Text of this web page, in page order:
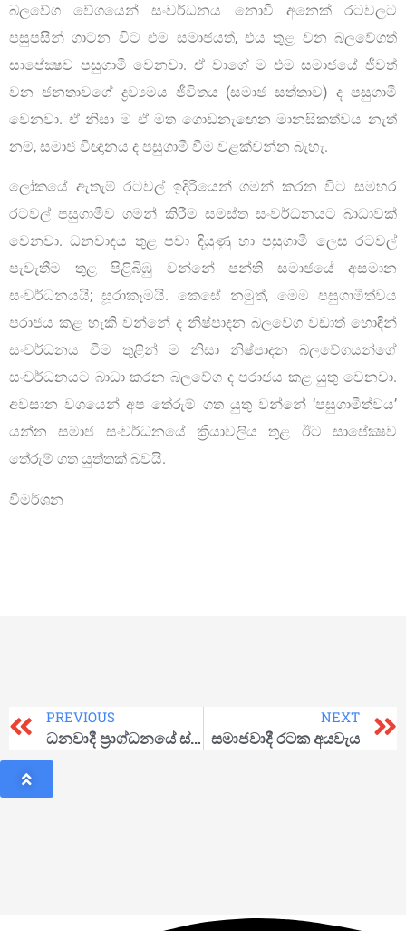
බලවේග වේගයෙන් සංවර්ධනය නොවී අනෙක් රටවලට
පසුපසින් ගාටන විට එම සමාජයත්, එය තුළ වන බලවේගත්
සාපේක්‍ෂව පසුගාමී වෙනවා. ඒ වාගේ ම එම සමාජයේ ජීවත්
වන ජනතාවගේ ද්‍රව්‍යමය ජීවිතය (සමාජ සත්තාව) ද පසුගාමී
වෙනවා. ඒ නිසා ම ඒ මත ගොඩනැඟෙන මානසිකත්වය නැත්
නම්, සමාජ විඥානය ද පසුගාමී වීම වළක්වන්න බැහැ.
ලෝකයේ ඇතැම් රටවල් ඉදිරියෙන් ගමන් කරන විට සමහර
රටවල් පසුගාමීව ගමන් කිරීම සමස්ත සංවර්ධනයට බාධාවක්
වෙනවා. ධනවාදය තුළ පවා දියුණු හා පසුගාමී ලෙස රටවල්
පැවැතීම තුළ පිළිබිඹු වන්නේ පන්ති සමාජයේ අසමාන
සංවර්ධනයයි; සූරාකෑමයි. කෙසේ නමුත්, මෙම පසුගාමීත්වය
පරාජය කළ හැකි වන්නේ ද නිෂ්පාදන බලවේග වඩාත් හොඳින්
සංවර්ධනය වීම තුළින් ම නිසා නිෂ්පාදන බලවේගයන්ගේ
සංවර්ධනයට බාධා කරන බලවේග ද පරාජය කළ යුතු වෙනවා.
අවසාන වශයෙන් අප තේරුම් ගත යුතු වන්නේ ‘පසුගාමීත්වය’
යන්න සමාජ සංවර්ධනයේ ක්‍රියාවලිය තුළ ඊට සාපේක්‍ෂව
තේරුම් ගත යුත්තක් බවයි.
විමර්ශන
PREVIOUS
ධනවාදී ප්‍රාග්ධනයේ ස්වරූපය
NEXT
සමාජවාදී රටක අයවැය